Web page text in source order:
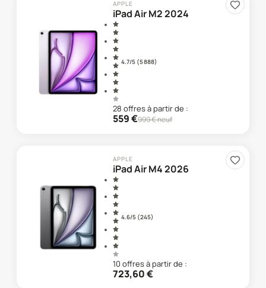
APPLE
iPad Air M2 2024
4.7/5 (5 888)
28 offresà partir de :
559€999€ neuf
APPLE
iPad Air M4 2026
4.6/5 (245)
10 offresà partir de :
723,60€